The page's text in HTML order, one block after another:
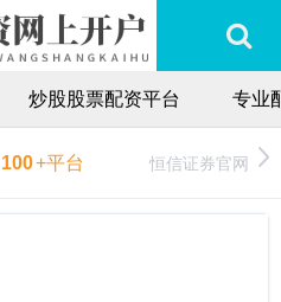
炒股股票配资平台 专业
100+平台 恒信证券官网